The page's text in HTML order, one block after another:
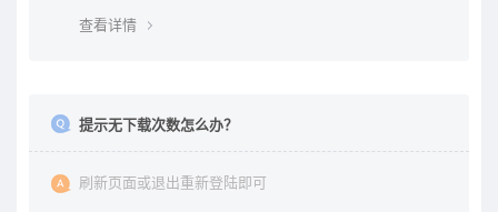
查看详情
提示无下载次数怎么办？
刷新页面或退出重新登陆即可